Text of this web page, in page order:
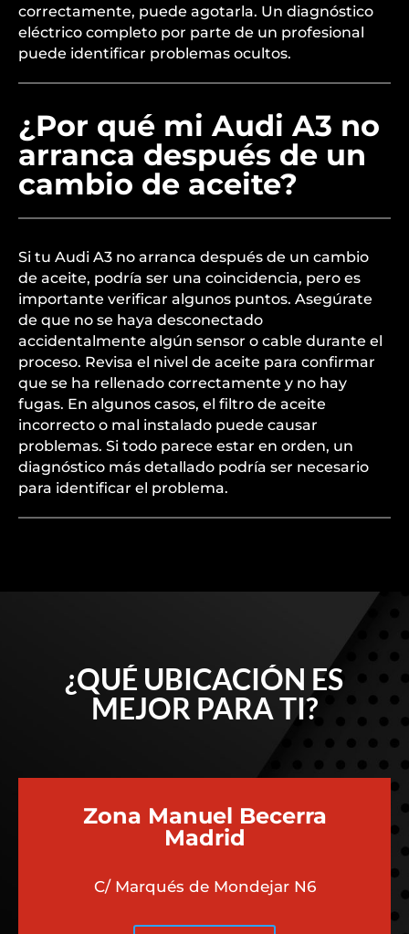
correctamente, puede agotarla. Un diagnóstico
eléctrico completo por parte de un profesional
puede identificar problemas ocultos.
¿Por qué mi Audi A3 no
arranca después de un
cambio de aceite?
Si tu Audi A3 no arranca después de un cambio
de aceite, podría ser una coincidencia, pero es
importante verificar algunos puntos. Asegúrate
de que no se haya desconectado
accidentalmente algún sensor o cable durante el
proceso. Revisa el nivel de aceite para confirmar
que se ha rellenado correctamente y no hay
fugas. En algunos casos, el filtro de aceite
incorrecto o mal instalado puede causar
problemas. Si todo parece estar en orden, un
diagnóstico más detallado podría ser necesario
para identificar el problema.
¿QUÉ UBICACIÓN ES
MEJOR PARA TI?
Zona Manuel Becerra
Madrid
C/ Marqués de Mondejar N6